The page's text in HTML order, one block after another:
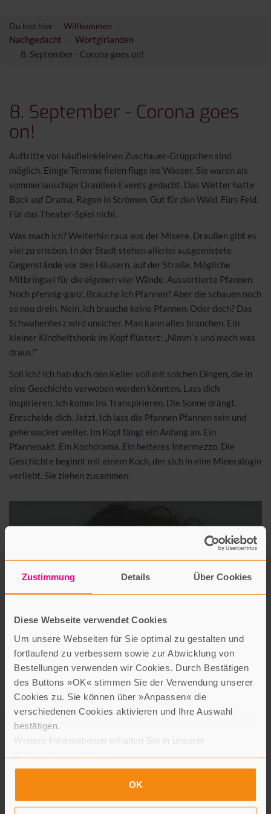
Zustimmung Details Über Cookies
Diese Webseite verwendet Cookies
Um unsere Webseiten für Sie optimal zu gestalten und
fortlaufend zu verbessern sowie zur Abwicklung von
Bestellungen verwenden wir Cookies. Durch Bestätigen
des Buttons »OK« stimmen Sie der Verwendung unserer
Cookies zu. Sie können über »Anpassen« die
verschiedenen Cookies aktivieren und Ihre Auswahl
bestätigen.
Weitere Informationen erhalten Sie in unserer
Datenschutzerklärung.
OK
Du bist hier: Willkommen
Nachgedacht
Wortgirlanden
8. September - Corona goes on!
8. September - Corona goes
on!
Auftritte vor häufleinkleinen Zuschauer-Grüppchen sind
möglich. Einige Termine fielen flugs ins Wasser. Sie waren als
sommerlauschige Draußen-Events gedacht. Das Wetter hatte
Bock auf Drama. Regen in Strömen. Gut für den Wald. Fürs Feld.
Für das Theater-Spiel nicht.
Was mach ich? Weiterhin raus aus der Misere. Draußen gibt es
viel zu erleben. In der Stadt stehen allerlei ausgemistete
Gegenstände vor den Häusern, auf der Straße. Mögliche
Mitbringsel für die eigenen vier Wände. Aussortierte Pfannen.
Noch pfennig-ganz. Brauche ich Pfannen? Aber die schauen noch
so neu drein. Nein, ich brauche keine Pfannen. Oder doch? Das
Schwabenherz wird unsicher. Man kann alles brauchen. Ein
kleiner Kindheitshonk im Kopf flüstert: „Nimm´s und mach was
draus!“
Soll ich? Ich hab doch den Keller voll mit solchen Dingen, die in
eine Geschichte verwoben werden könnten. Lass dich
inspirieren. Ich komm ins Transpirieren. Die Sonne drängt.
Entscheide dich. Jetzt. Ich lass die Pfannen Pfannen sein und
gehe wacker weiter. Im Kopf fängt ein Anfang an. Ein
Pfannenakt. Ein Kochdrama. Ein heiteres Intermezzo. Die
Geschichte beginnt mit einem Koch, der sich in eine Mineralogin
verliebt. Sie ziehen zusammen.
Gedanken von d’r Alb ra oder Wortgirlanden
im Home-Office zusammengesponnen
Für seine unglaublich köstlichen Kreationen zieht sie sich gerne
aus. Er wird ihr überschäumender Liebhaber. Sie hat aber bald
genug von ihm. Am Ende geht er woanders kochen, und sie stellt